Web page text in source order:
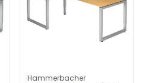
Hammerbacher